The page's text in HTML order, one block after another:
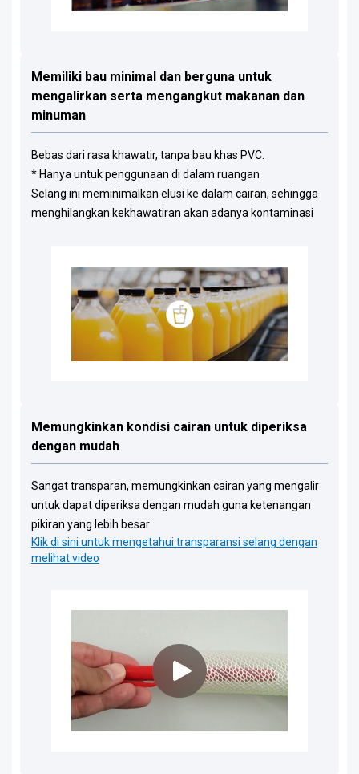
Memiliki bau minimal dan berguna untuk
mengalirkan serta mengangkut makanan dan
minuman
Bebas dari rasa khawatir, tanpa bau khas PVC.
* Hanya untuk penggunaan di dalam ruangan
Selang ini meminimalkan elusi ke dalam cairan, sehingga
menghilangkan kekhawatiran akan adanya kontaminasi
Memungkinkan kondisi cairan untuk diperiksa
dengan mudah
Sangat transparan, memungkinkan cairan yang mengalir
untuk dapat diperiksa dengan mudah guna ketenangan
pikiran yang lebih besar
Klik di sini untuk mengetahui transparansi selang dengan
melihat video